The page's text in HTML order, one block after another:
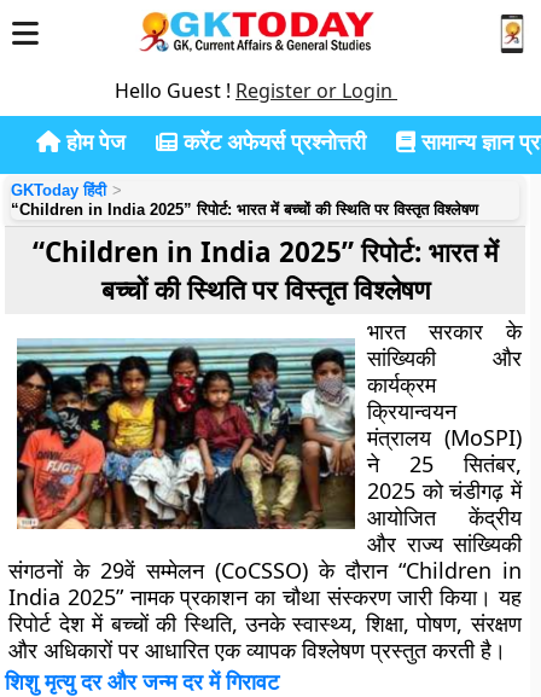
Hello Guest ! Register or Login
होम पेज करेंट अफेयर्स प्रश्नोत्तरी सामान्य ज्ञान
GKToday हिंदी
“Children in India 2025” रिपोर्ट: भारत में बच्चों की स्थिति पर विस्तृत विश्लेषण
“Children in India 2025” रिपोर्ट: भारत में
बच्चों की स्थिति पर विस्तृत विश्लेषण
भारत सरकार के
सांख्यिकी और
कार्यक्रम
क्रियान्वयन
मंत्रालय (MoSPI)
ने 25 सितंबर,
2025 को चंडीगढ़ में
आयोजित केंद्रीय
और राज्य सांख्यिकी
संगठनों के 29वें सम्मेलन (CoCSSO) के दौरान “Children in
India 2025” नामक प्रकाशन का चौथा संस्करण जारी किया। यह
रिपोर्ट देश में बच्चों की स्थिति, उनके स्वास्थ्य, शिक्षा, पोषण, संरक्षण
और अधिकारों पर आधारित एक व्यापक विश्लेषण प्रस्तुत करती है।
शिशु मृत्यु दर और जन्म दर में गिरावट